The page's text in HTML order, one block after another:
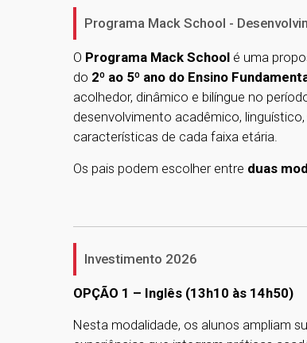
Programa Mack School -
O Programa Mack School é uma
do 2º ao 5º ano do Ensino
acolhedor, dinâmico e bilíngue no
desenvolvimento acadêmico,
características de cada faixa etária.
Os pais podem escolher entre duas
Investimento 2026
OPÇÃO 1 – Inglês (13h10 às 14h50)
Nesta modalidade, os alunos ampliam